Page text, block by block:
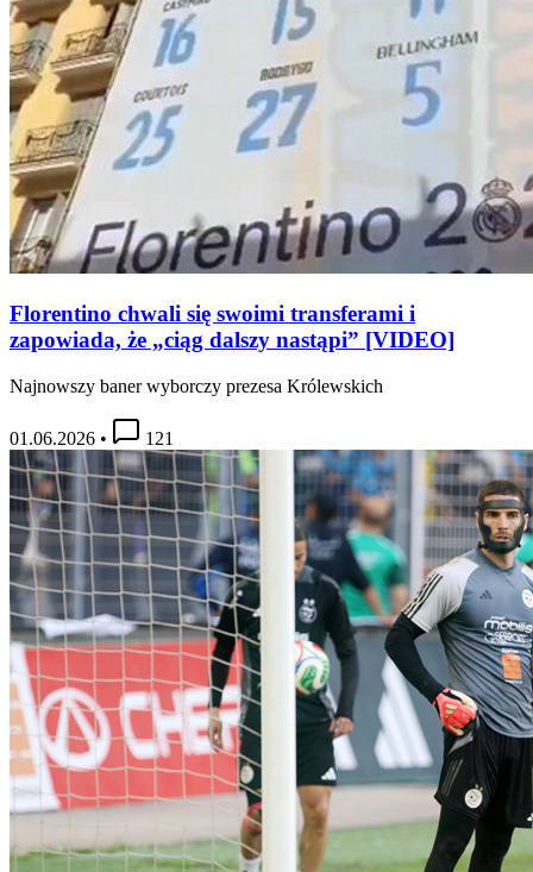
Florentino chwali się swoimi transferami i
zapowiada, że „ciąg dalszy nastąpi” [VIDEO]
Najnowszy baner wyborczy prezesa Królewskich
01.06.2026 • 121